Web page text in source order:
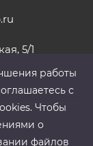
5/1
работы
с
Чтобы
о
файлов